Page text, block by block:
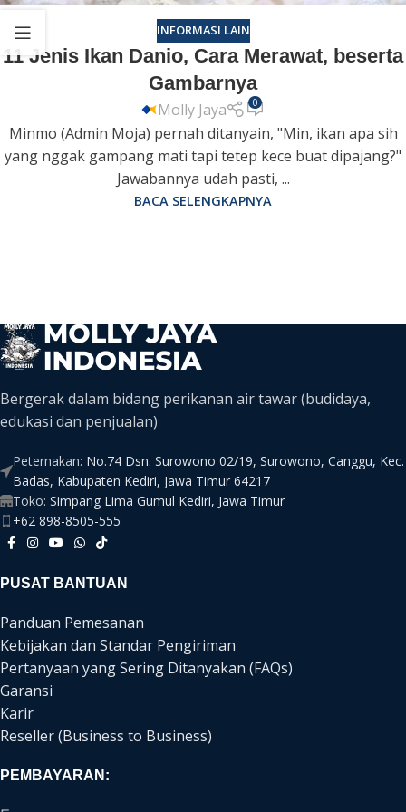
INFORMASI LAIN
11 Jenis Ikan Danio, Cara Merawat, beserta
Gambarnya
Molly Jaya 0
Minmo (Admin Moja) pernah ditanyain, "Min, ikan apa sih
yang nggak gampang mati tapi tetep kece buat dipajang?"
Jawabannya udah pasti, ...
BACA SELENGKAPNYA
Bergerak dalam bidang perikanan air tawar (budidaya,
edukasi dan penjualan)
Peternakan: No.74 Dsn. Surowono 02/19, Surowono, Canggu, Kec.
Badas, Kabupaten Kediri, Jawa Timur 64217
Toko: Simpang Lima Gumul Kediri, Jawa Timur
+62 898-8505-555
PUSAT BANTUAN
Panduan Pemesanan
Kebijakan dan Standar Pengiriman
Pertanyaan yang Sering Ditanyakan (FAQs)
Garansi
Karir
Reseller (Business to Business)
PEMBAYARAN: